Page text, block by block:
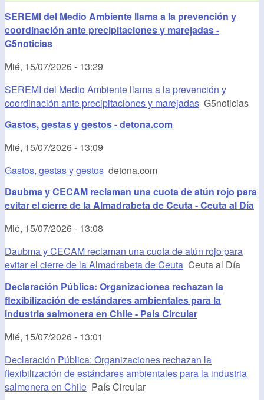
SEREMI del Medio Ambiente llama a la prevención y
coordinación ante precipitaciones y marejadas -
G5noticias
Mié, 15/07/2026 - 13:29
SEREMI del Medio Ambiente llama a la prevención y
coordinación ante precipitaciones y marejadas G5noticias
Gastos, gestas y gestos - detona.com
Mié, 15/07/2026 - 13:09
Gastos, gestas y gestos detona.com
Daubma y CECAM reclaman una cuota de atún rojo para
evitar el cierre de la Almadrabeta de Ceuta - Ceuta al Día
Mié, 15/07/2026 - 13:08
Daubma y CECAM reclaman una cuota de atún rojo para
evitar el cierre de la Almadrabeta de Ceuta Ceuta al Día
Declaración Pública: Organizaciones rechazan la
flexibilización de estándares ambientales para la
industria salmonera en Chile - País Circular
Mié, 15/07/2026 - 13:01
Declaración Pública: Organizaciones rechazan la
flexibilización de estándares ambientales para la industria
salmonera en Chile País Circular